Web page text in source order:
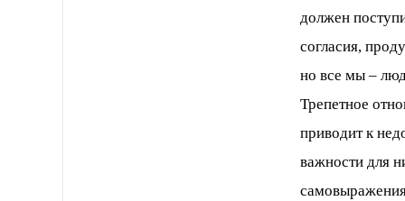
должен
согласия,
но все мы –
Трепетное
приводит к
важности для